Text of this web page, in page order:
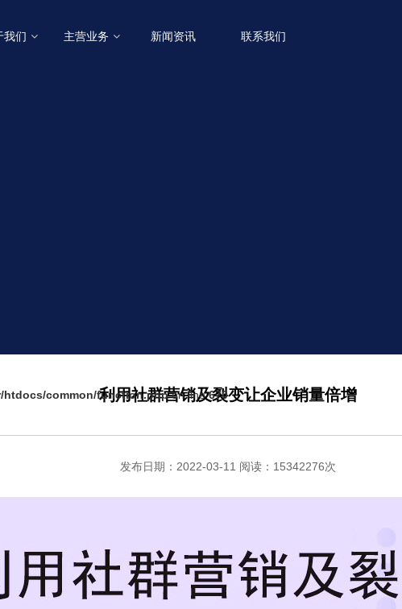
我们 主营业务 新闻资讯 联系我们
htdocs/common/function.phpon line670
利用社群营销及裂变让企业销量倍增
发布日期：2022-03-11 阅读：15342276次